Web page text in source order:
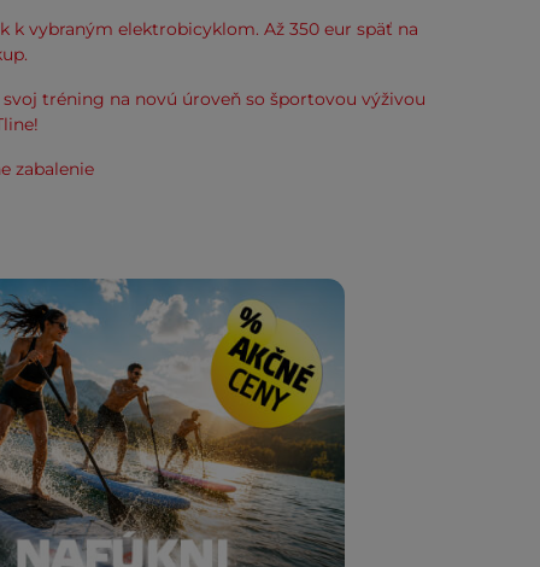
k vybraným elektrobicyklom. Až 350 eur späť na
svoj tréning na novú úroveň so športovou výživou
zabalenie